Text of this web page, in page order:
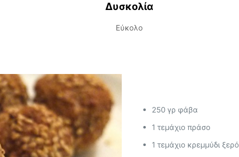
Δυσκολία
Εύκολο
250 γρ φάβα
1 τεμάχιο πράσο
1 τεμάχιο κρεμμύδι ξερό